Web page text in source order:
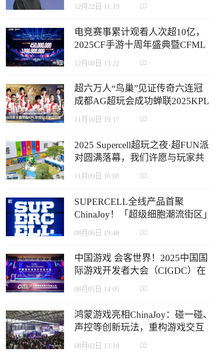
12月22日 11:19
电竞赛事累计观看人次超10亿，
2025CF手游十周年盛典暨CFML
秋季赛S18总决赛收官
12月08日 13:22
超六万人“鸟巢”见证传奇六连冠
成都AG超玩会成功蝉联2025KPL
年度总决赛冠军
11月10日 19:17
2025 Supercell超玩之夜·超FUN派
对圆满落幕，我们许愿与玩家共
赴下一个十年
11月09日 16:08
SUPERCELL全线产品首聚
ChinaJoy！「超级细胞潮流街区」
定义沉浸式游戏新生态
08月06日 19:48
中国游戏 会客世界！2025中国国
际游戏开发者大会（CIGDC）在
虹口北外滩成功举办
08月05日 14:05
鸿蒙游戏亮相ChinaJoy：碰一碰、
声控等创新玩法，重构游戏交互
边界
08月02日 13:10